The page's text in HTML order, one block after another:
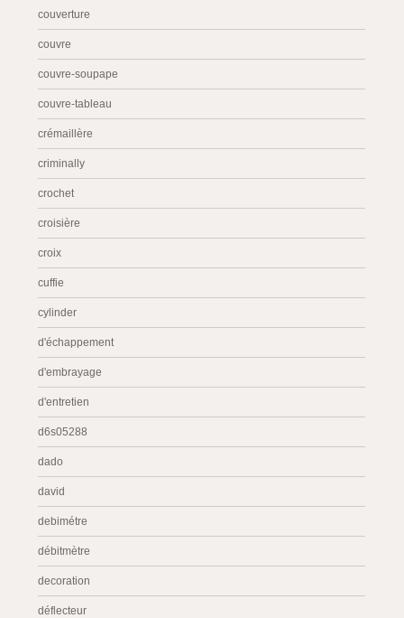
couverture
couvre
couvre-soupape
couvre-tableau
crémaillère
criminally
crochet
croisière
croix
cuffie
cylinder
d'échappement
d'embrayage
d'entretien
d6s05288
dado
david
debimétre
débitmètre
decoration
déflecteur